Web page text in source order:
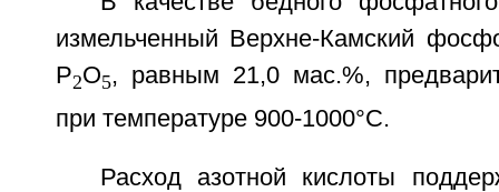
измельченный Верхне-Камский
P2O5, равным 21,0 мас.%,
при температуре 900-1000°С.
Расход азотной кислоты